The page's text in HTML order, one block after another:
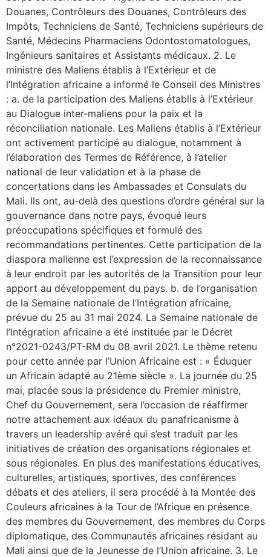
Douanes, Contrôleurs des Douanes, Contrôleurs des
Impôts, Techniciens de Santé, Techniciens supérieurs de
Santé, Médecins Pharmaciens Odontostomatologues,
Ingénieurs sanitaires et Assistants médicaux. 2. Le
ministre des Maliens établis à l’Extérieur et de
l’Intégration africaine a informé le Conseil des Ministres
: a. de la participation des Maliens établis à l’Extérieur
au Dialogue inter-maliens pour la paix et la
réconciliation nationale. Les Maliens établis à l’Extérieur
ont activement participé au dialogue, notamment à
l’élaboration des Termes de Référence, à l’atelier
national de leur validation et à la phase de
concertations dans les Ambassades et Consulats du
Mali. Ils ont, au-delà des questions d’ordre général sur la
gouvernance dans notre pays, évoqué leurs
préoccupations spécifiques et formulé des
recommandations pertinentes. Cette participation de la
diaspora malienne est l’expression de la reconnaissance
à leur endroit par les autorités de la Transition pour leur
apport au développement du pays. b. de l’organisation
de la Semaine nationale de l’Intégration africaine,
prévue du 25 au 31 mai 2024. La Semaine nationale de
l’Intégration africaine a été instituée par le Décret
n°2021-0243/PT-RM du 08 avril 2021. Le thème retenu
pour cette année par l’Union Africaine est : « Éduquer
un Africain adapté au 21ème siècle ». La journée du 25
mai, placée sous la présidence du Premier ministre,
Chef du Gouvernement, sera l’occasion de réaffirmer
notre attachement aux idéaux du panafricanisme à
travers un leadership avéré qui s’est traduit par les
initiatives de création des organisations régionales et
sous régionales. En plus des manifestations éducatives,
culturelles, artistiques, sportives, des conférences
débats et des ateliers, il sera procédé à la Montée des
Couleurs africaines à la Tour de l’Afrique en présence
des membres du Gouvernement, des membres du Corps
diplomatique, des Communautés africaines résidant au
Mali ainsi que de la Jeunesse de l’Union africaine. 3. Le